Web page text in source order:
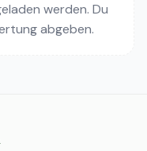
werden. Du
abgeben.